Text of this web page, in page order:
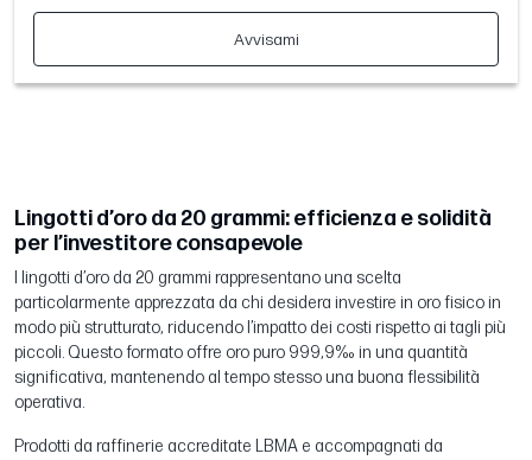
Avvisami
Lingotti d’oro da 20 grammi: efficienza e solidità
per l’investitore consapevole
I lingotti d’oro da 20 grammi rappresentano una scelta
particolarmente apprezzata da chi desidera investire in oro fisico in
modo più strutturato, riducendo l’impatto dei costi rispetto ai tagli più
piccoli. Questo formato offre oro puro 999,9‰ in una quantità
significativa, mantenendo al tempo stesso una buona flessibilità
operativa.
Prodotti da raffinerie accreditate LBMA e accompagnati da